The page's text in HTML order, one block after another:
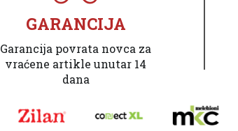
GARANCIJA
Garancija povrata novca za
vraćene artikle unutar 14
dana